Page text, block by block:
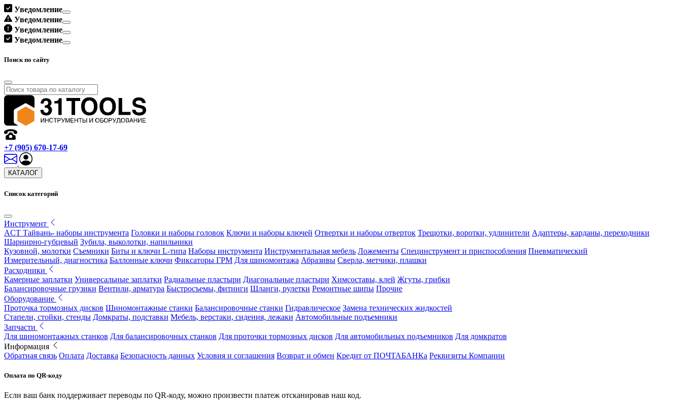
Уведомление
Уведомление
Уведомление
Уведомление
Поиск по сайту
+7 (905) 670-17-69
КАТАЛОГ
Список категорий
Инструмент
ACT Тайвань- наборы инструмента Головки и наборы головок Ключи и наборы ключей Отвертки и наборы отверток Трещотки, воротки, удлинители Адаптеры, карданы, переходники
Шарнирно-губцевый Зубила, выколотки, напильники
Кузовной, молотки Съемники Биты и ключи L-типа Наборы инструмента Инструментальная мебель Ложементы Специнструмент и приспособления Пневматический
Измерительный, диагностика Баллонные ключи Фиксаторы ГРМ Для шиномонтажа Абразивы Сверла, метчики, плашки
Расходники
Камерные заплатки Универсальные заплатки Радиальные пластыри Диагональные пластыри Химсоставы, клей Жгуты, грибки
Балансировочные грузики Вентили, арматура Быстросъемы, фитинги Шланги, рулетки Ремонтные шипы Прочие
Оборудование
Проточка тормозных дисков Шиномонтажные станки Балансировочные станки Гидравлическое Замена технических жидкостей
Стапели, стойки, стенды Домкраты, подставки Мебель, верстаки, сидения, лежаки Автомобильные подъемники
Запчасти
Для шиномонтажных станков Для балансировочных станков Для проточки тормозных дисков Для автомобильных подъемников Для домкратов
Информация
Обратная связь Оплата Доставка Безопасность данных Условия и соглашения Возврат и обмен Кредит от ПОЧТАБАНКа Реквизиты Компании
Оплата по QR-коду
Если ваш банк поддерживает переводы по QR-коду, можно произвести платеж отсканировав наш код.